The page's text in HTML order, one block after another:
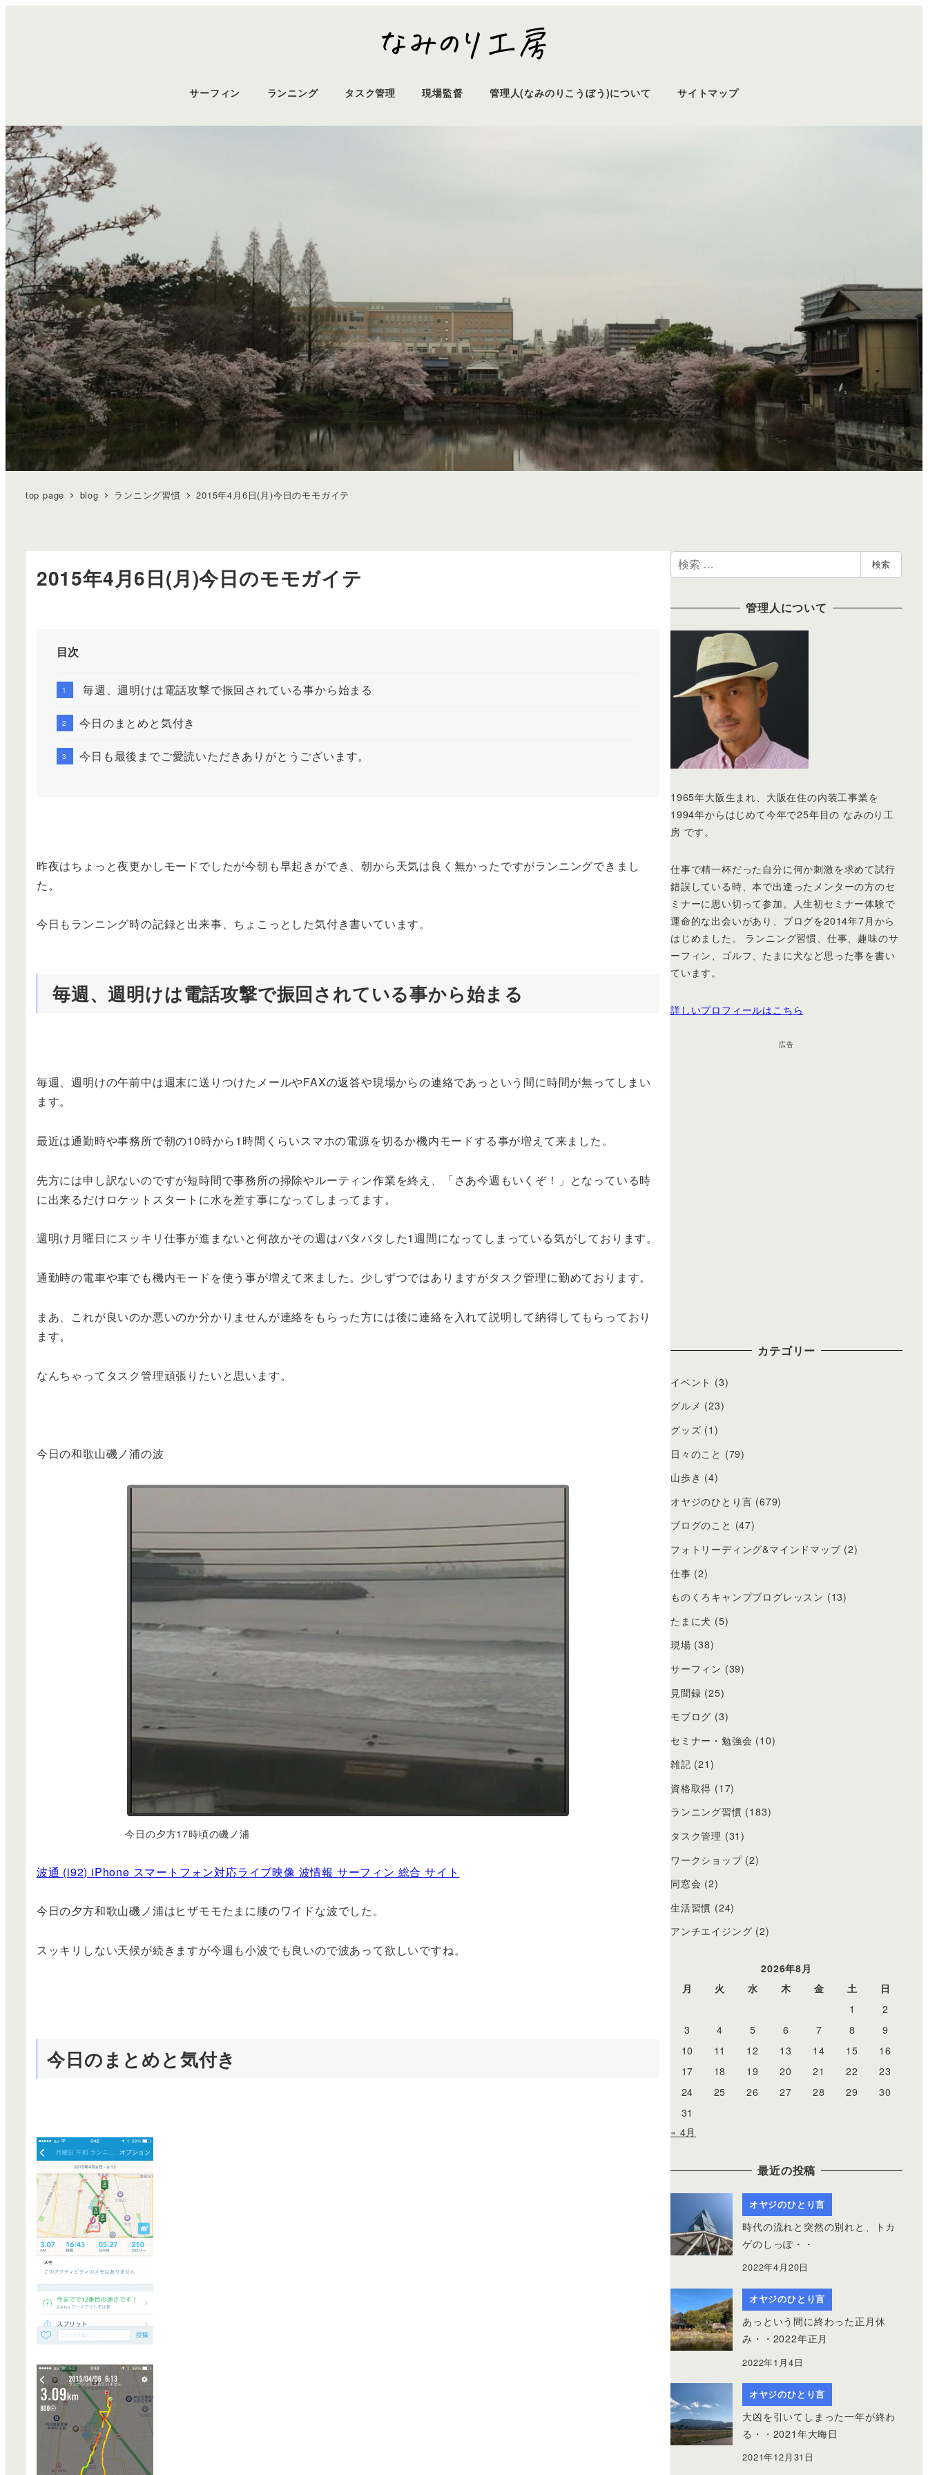
サーフィン ランニング タスク管理 現場監督 管理人(なみのりこうぼう)について サイトマップ
top page blog ランニング習慣 2015年4月6日(月)今日のモモガイテ
2015年4月6日(月)今日のモモガイテ
目次
毎週、週明けは電話攻撃で振回されている事から始まる
今日のまとめと気付き
今日も最後までご愛読いただきありがとうございます。
昨夜はちょっと夜更かしモードでしたが今朝も早起きができ、朝から天気は良く無かったですがランニングできまし
た。
今日もランニング時の記録と出来事、ちょこっとした気付き書いています。
毎週、週明けは電話攻撃で振回されている事から始まる
毎週、週明けの午前中は週末に送りつけたメールやFAXの返答や現場からの連絡であっという間に時間が無ってしまい
ます。
最近は通勤時や事務所で朝の10時から1時間くらいスマホの電源を切るか機内モードする事が増えて来ました。
先方には申し訳ないのですが短時間で事務所の掃除やルーティン作業を終え、「さあ今週もいくぞ！」となっている時
に出来るだけロケットスタートに水を差す事になってしまってます。
週明け月曜日にスッキリ仕事が進まないと何故かその週はバタバタした1週間になってしまっている気がしております。
通勤時の電車や車でも機内モードを使う事が増えて来ました。少しずつではありますがタスク管理に勤めております。
まあ、これが良いのか悪いのか分かりませんが連絡をもらった方には後に連絡を入れて説明して納得してもらっており
ます。
なんちゃってタスク管理頑張りたいと思います。
今日の和歌山磯ノ浦の波
今日の夕方17時頃の磯ノ浦
波通 (i92) iPhone スマートフォン対応ライブ映像 波情報 サーフィン 総合 サイト
今日の夕方和歌山磯ノ浦はヒザモモたまに腰のワイドな波でした。
スッキリしない天候が続きますが今週も小波でも良いので波あって欲しいですね。
今日のまとめと気付き
検
索
検索
管理人について
1965年大阪生まれ、大阪在住の内装工事業を
1994年からはじめて今年で25年目の なみのり工
房 です。
仕事で精一杯だった自分に何か刺激を求めて試行
錯誤している時、本で出逢ったメンターの方のセ
ミナーに思い切って参加。人生初セミナー体験で
運命的な出会いがあり、ブログを2014年7月から
はじめました。 ランニング習慣、仕事、趣味のサ
ーフィン、ゴルフ、たまに犬など思った事を書い
ています。
詳しいプロフィールはこちら
広告
カテゴリー
イベント (3)
グルメ (23)
グッズ (1)
日々のこと (79)
山歩き (4)
オヤジのひとり言 (679)
ブログのこと (47)
フォトリーディング&マインドマップ(2)
仕事 (2)
ものくろキャンプブログレッスン (13)
たまに犬 (5)
現場 (38)
サーフィン (39)
見聞録 (25)
モブログ (3)
セミナー・勉強会 (10)
雑記 (21)
資格取得 (17)
ランニング習慣 (183)
タスク管理 (31)
ワークショップ(2)
同窓会 (2)
生活習慣 (24)
アンチエイジング (2)
2026年8月
月
火 水 木 金 土
日
1
2
3
4 5 6 7 8
9
10
11 12 13 14 15
16
17
18 19 20 21 22
23
24
25 26 27 28 29
30
31
« 4月
最近の投稿
オヤジのひとり言
時代の流れと突然の別れと、トカ
ゲのしっぽ・・
2022年4月20日
オヤジのひとり言
あっという間に終わった正月休
み・・2022年正月
2022年1月4日
オヤジのひとり言
大凶を引いてしまった一年が終わ
る・・2021年大晦日
2021年12月31日